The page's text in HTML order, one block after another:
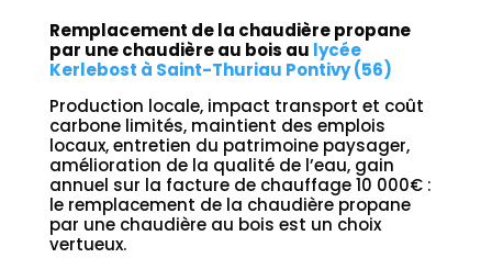
Remplacement de la chaudière propane
par une chaudière au bois au lycée
Kerlebost à Saint-Thuriau Pontivy (56)
Production locale, impact transport et coût
carbone limités, maintient des emplois
locaux, entretien du patrimoine paysager,
amélioration de la qualité de l’eau, gain
annuel sur la facture de chauffage 10 000€ :
le remplacement de la chaudière propane
par une chaudière au bois est un choix
vertueux.